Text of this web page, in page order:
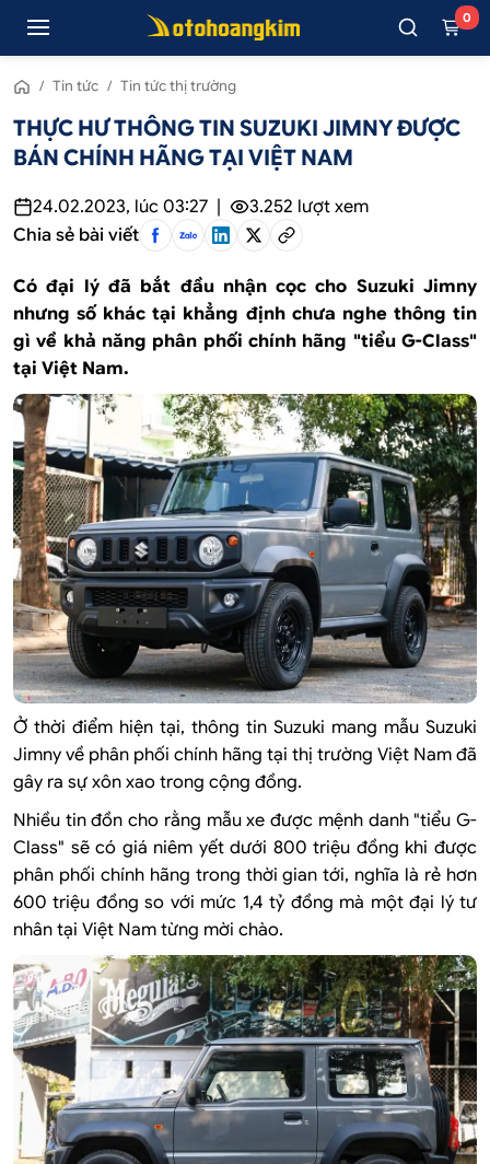
0
/ Tin tức / Tin tức thị trường
THỰC HƯ THÔNG TIN SUZUKI JIMNY ĐƯỢC
BÁN CHÍNH HÃNG TẠI VIỆT NAM
24.02.2023, lúc 03:27 3.252 lượt xem
Chia sẻ bài viết
Có đại lý đã bắt đầu nhận cọc cho Suzuki Jimny
nhưng số khác tại khẳng định chưa nghe thông tin
gì về khả năng phân phối chính hãng "tiểu G-Class"
tại Việt Nam.
Ở thời điểm hiện tại, thông tin Suzuki mang mẫu Suzuki
Jimny về phân phối chính hãng tại thị trường Việt Nam đã
gây ra sự xôn xao trong cộng đồng.
Nhiều tin đồn cho rằng mẫu xe được mệnh danh "tiểu G-
Class" sẽ có giá niêm yết dưới 800 triệu đồng khi được
phân phối chính hãng trong thời gian tới, nghĩa là rẻ hơn
600 triệu đồng so với mức 1,4 tỷ đồng mà một đại lý tư
nhân tại Việt Nam từng mời chào.